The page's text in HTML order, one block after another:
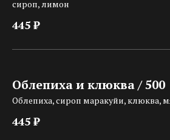
сироп, лимон
445 ₽
Облепиха и клюква / 500
Облепиха, сироп маракуйи, клюква,
445 ₽